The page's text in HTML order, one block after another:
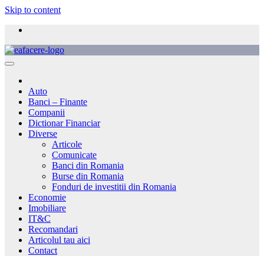
Skip to content
Auto
Banci – Finante
Companii
Dictionar Financiar
Diverse
Articole
Comunicate
Banci din Romania
Burse din Romania
Fonduri de investitii din Romania
Economie
Imobiliare
IT&C
Recomandari
Articolul tau aici
Contact